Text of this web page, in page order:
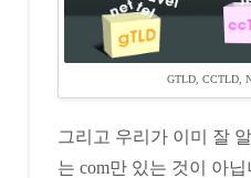
GTLD, CCTLD,
그리고 우리가 이미 잘
는 com만 있는 것이 아